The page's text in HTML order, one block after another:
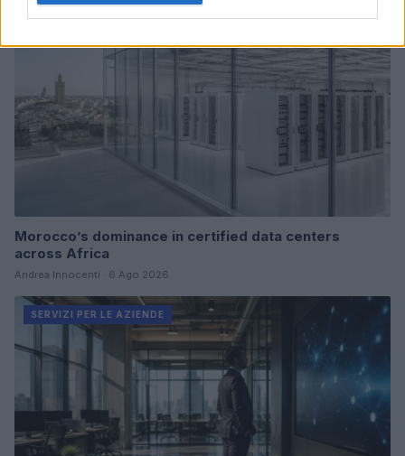
Morocco’s dominance in certified data centers
across Africa
Andrea Innocenti · 6 Ago 2026
SERVIZI PER LE AZIENDE